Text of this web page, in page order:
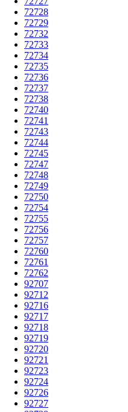
72728
72729
72732
72733
72734
72735
72736
72737
72738
72740
72741
72743
72744
72745
72747
72748
72749
72750
72754
72755
72756
72757
72760
72761
72762
92707
92712
92716
92717
92718
92719
92720
92721
92723
92724
92726
92727